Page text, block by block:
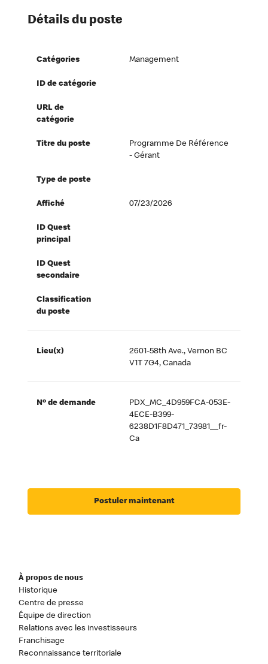
Détails du poste
Catégories Management
ID de catégorie
URL de
catégorie
Titre du poste
Programme De Référence
- Gérant
Type de poste
Affiché 07/23/2026
ID Quest
principal
ID Quest
secondaire
Classification
du poste
Lieu(x)
2601-58th Ave., Vernon BC
V1T 7G4, Canada
Nº de demande
PDX_MC_4D959FCA-053E-
4ECE-B399-
6238D1F8D471_73981__fr-
Ca
Postuler maintenant
À propos de nous
Historique
Centre de presse
Équipe de direction
Relations avec les investisseurs
Franchisage
Reconnaissance territoriale